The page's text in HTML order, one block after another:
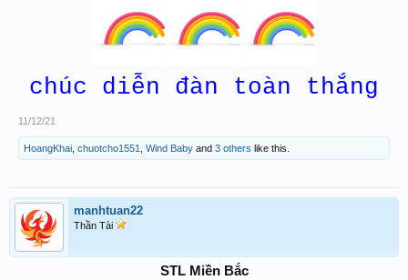
chúc diễn đàn toàn thắng
11/12/21
HoangKhai chuotcho1551 Wind Baby and 3 others like this.
manhtuan22
Thần Tài
STL Miền Bắc